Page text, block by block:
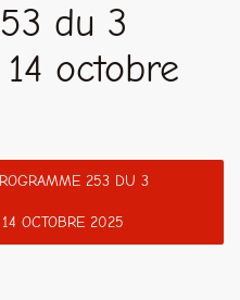
du 3
octobre
253 DU 3
OCTOBRE 2025